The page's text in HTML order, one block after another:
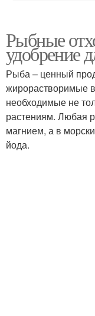
Удобрение из
Полезное
Рыбные
удобрение
Рыба – ценный
жирорастворимые
необходимые не
растениям. Любая
магнием, а в
йода.